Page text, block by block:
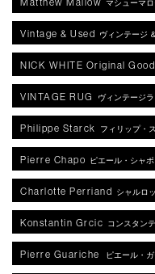
マシューマ
Vintage & Used ヴィンテージ
NICK WHITE Original
VINTAGE RUG ヴィンテージ
Philippe Starck フィリップ・
Pierre Chapo ピエール・シャポ
Charlotte Perriand シャルロ
Konstantin Grcic コンスタン
Pierre Guariche ピエール・